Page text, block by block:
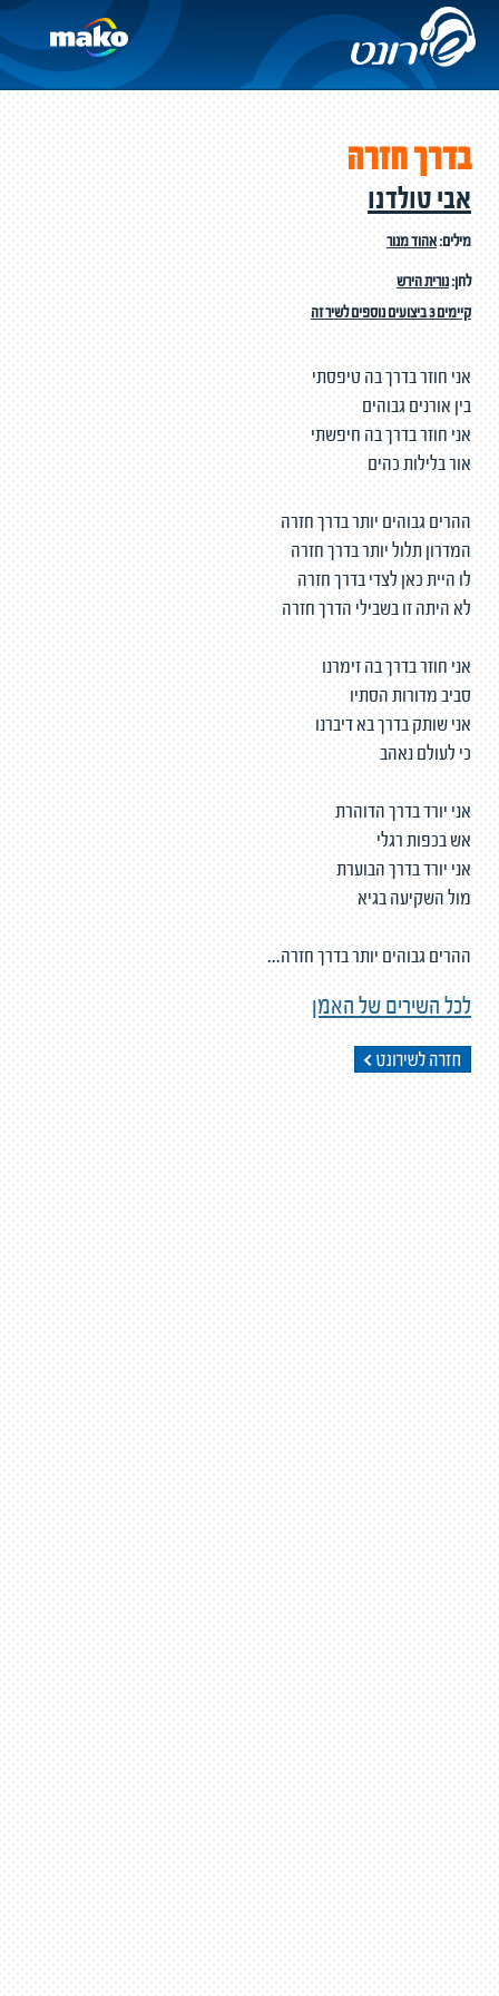
בדרך חזרה
אבי טולדנו
מילים:אהוד מנור
לחן:נורית הירש
קיימים 3 ביצועים נוספים לשיר זה
אני חוזר בדרך בה טיפסתי
בין אורנים גבוהים
אני חוזר בדרך בה חיפשתי
אור בלילות כהים
ההרים גבוהים יותר בדרך חזרה
המדרון תלול יותר בדרך חזרה
לו היית כאן לצדי בדרך חזרה
לא היתה זו בשבילי הדרך חזרה
אני חוזר בדרך בה זימרנו
סביב מדורות הסתיו
אני שותק בדרך בא דיברנו
כי לעולם נאהב
אני יורד בדרך הדוהרת
אש בכפות רגלי
אני יורד בדרך הבוערת
מול השקיעה בגיא
ההרים גבוהים יותר בדרך חזרה...
לכל השירים של האמן